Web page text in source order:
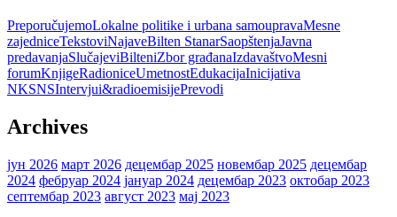
PreporučujemoLokalne politike i urbana samoupravaMesne
zajedniceTekstoviNajaveBilten StanarSaopštenjaJavna
predavanjaSlučajeviBilteniZbor građanaIzdavaštvoMesni
forumKnjigeRadioniceUmetnostEdukacijaInicijativa
NKSNSIntervjui&radioemisijePrevodi
Archives
јун 2026 март 2026 децембар 2025 новембар 2025 децембар
2024 фебруар 2024 јануар 2024 децембар 2023 октобар 2023
септембар 2023 август 2023 мај 2023